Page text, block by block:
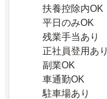
扶養控除内OK
平日のみOK
残業手当あり
正社員登用あり
副業OK
車通勤OK
駐車場あり